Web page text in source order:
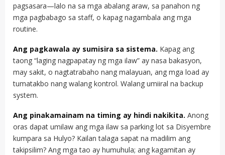
pagsasara—lalo na sa mga abalang araw, sa panahon ng
mga pagbabago sa staff, o kapag nagambala ang mga
routine.
Ang pagkawala ay sumisira sa sistema. Kapag ang
taong “laging nagpapatay ng mga ilaw” ay nasa bakasyon,
may sakit, o nagtatrabaho nang malayuan, ang mga load ay
tumatakbo nang walang kontrol. Walang umiiral na backup
system.
Ang pinakamainam na timing ay hindi nakikita. Anong
oras dapat umilaw ang mga ilaw sa parking lot sa Disyembre
kumpara sa Hulyo? Kailan talaga sapat na madilim ang
takipsilim? Ang mga tao ay humuhula; ang kagamitan ay